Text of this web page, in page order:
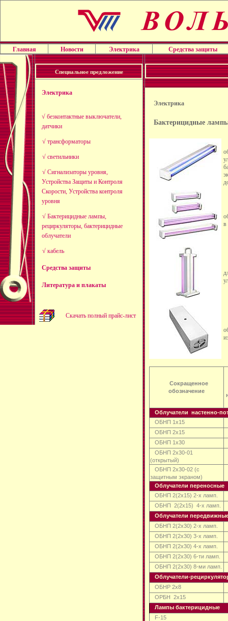
Главная Новости Электрика Средства защиты
Специальное предложение
Электрика
√ безконтактные выключатели,
датчики
√ трансформаторы
√ светильники
√ Сигнализаторы уровня,
Устройства Защиты и Контроля
Скорости, Устройства контроля
уровня
√ Бактерицидные лампы,
рециркуляторы, бактерицидные
облучатели
√ кабель
Средства защиты
Литература и плакаты
Скачать полный прайс-лист
Электрика
Бактерицидные
в
Сокращенное
обозначение
Облучатели
настенно-
ОБНП 1x15
ОБНП 2x15
ОБНП 1x30
ОБНП 2x30-01
(открытый)
ОБНП 2x30-02 (с
защитным экраном)
Облучатели переносные
ОБНП 2(2x15) 2-х ламп.
ОБНП
2(2x15)
4-х ламп.
Облучатели
ОБНП 2(2x30) 2-х ламп.
ОБНП 2(2x30) 3-х ламп.
ОБНП 2(2x30) 4-х ламп.
ОБНП 2(2x30) 6-ти ламп.
ОБНП 2(2x30) 8-ми ламп.
Облучатели-
ОБНР 2х8
ОРБН
2х15
Лампы бактерицидные
F-15